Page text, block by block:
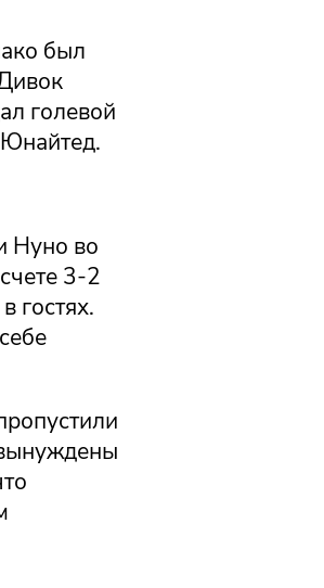
был
голевой
Нуно во
3-2
гостях.